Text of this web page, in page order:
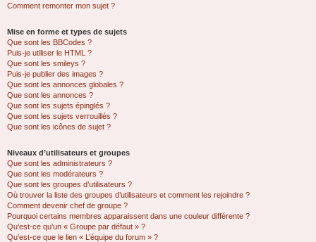
Comment remonter mon sujet ?
Mise en forme et types de sujets
Que sont les BBCodes ?
Puis-je utiliser le HTML ?
Que sont les smileys ?
Puis-je publier des images ?
Que sont les annonces globales ?
Que sont les annonces ?
Que sont les sujets épinglés ?
Que sont les sujets verrouillés ?
Que sont les icônes de sujet ?
Niveaux d’utilisateurs et groupes
Que sont les administrateurs ?
Que sont les modérateurs ?
Que sont les groupes d’utilisateurs ?
Où trouver la liste des groupes d’utilisateurs et comment les rejoindre ?
Comment devenir chef de groupe ?
Pourquoi certains membres apparaissent dans une couleur différente ?
Qu’est-ce qu’un « Groupe par défaut » ?
Qu’est-ce que le lien « L’équipe du forum » ?